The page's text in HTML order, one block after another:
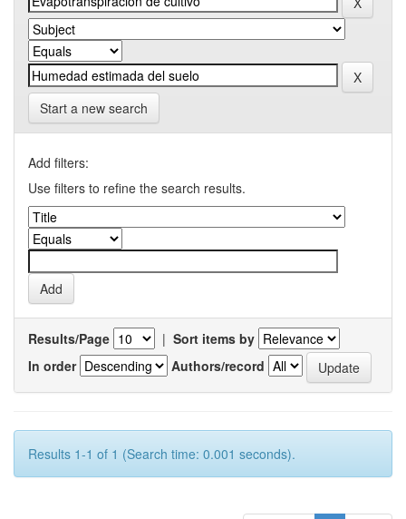
Start a new search
Add filters:
Use filters to refine the search results.
Results/Page | Sort items by
In order
Authors/record
Results 1-1 of 1 (Search time: 0.001 seconds).